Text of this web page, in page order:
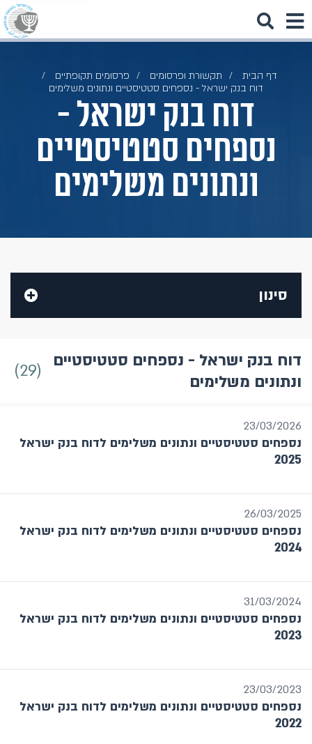
דף הבית תקשורת ופרסומים
פרסומים תקופתיים
דוח בנק ישראל - נספחים סטטיסטיים ונתונים משלימים
דוח בנק ישראל -
נספחים סטטיסטיים
ונתונים משלימים
סינון
כל הקטגוריות
תחזית מקרו כלכלית - חטיבת המחקר
דוח המדיניות המוניטרית
מבט סטטיסטי
מערכת הבנקאות בישראל
דוח היציבות הפיננסית
דין וחשבון כספי
סקירה פיסקלית
דוח חופש המידע
דוח בנק ישראל - נספחים סטטיסטיים
ונתונים משלימים
29
23/03/2026
נספחים סטטיסטיים ונתונים משלימים לדוח בנק ישראל
2025
26/03/2025
נספחים סטטיסטיים ונתונים משלימים לדוח בנק ישראל
2024
31/03/2024
נספחים סטטיסטיים ונתונים משלימים לדוח בנק ישראל
2023
23/03/2023
נספחים סטטיסטיים ונתונים משלימים לדוח בנק ישראל
2022